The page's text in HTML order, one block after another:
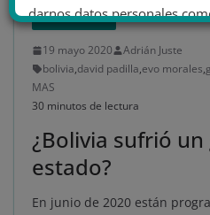
AMÉRICA LATINA
19 mayo 2020
Adrián Juste
bolivia,david padilla,evo morales,
MAS
30 minutos de lectura
¿Bolivia sufrió
estado?
En junio de 2020 están
darnos datos personales
No dar mi información
Opciones de cookies